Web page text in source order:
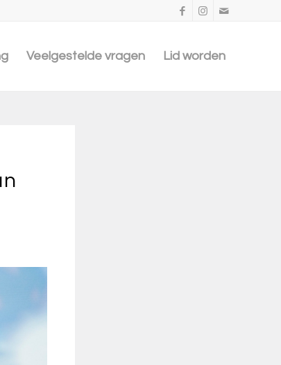
Veelgestelde vragen Lid worden